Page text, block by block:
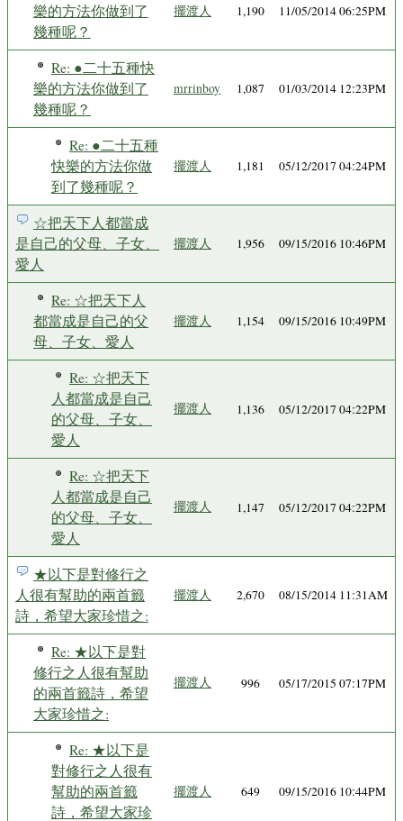
樂的方法你做到了
幾種呢？
擺渡人 1,190 11/05/2014 06:25PM
Re: ●二十五種快
樂的方法你做到了
幾種呢？
mrrinboy 1,087 01/03/2014 12:23PM
Re: ●二十五種
快樂的方法你做
到了幾種呢？
擺渡人 1,181 05/12/2017 04:24PM
☆把天下人都當成
是自己的父母、子女、
愛人
擺渡人 1,956 09/15/2016 10:46PM
Re: ☆把天下人
都當成是自己的父
母、子女、愛人
擺渡人 1,154 09/15/2016 10:49PM
Re: ☆把天下
人都當成是自己
的父母、子女、
愛人
擺渡人 1,136 05/12/2017 04:22PM
Re: ☆把天下
人都當成是自己
的父母、子女、
愛人
擺渡人 1,147 05/12/2017 04:22PM
★以下是對修行之
人很有幫助的兩首籤
詩，希望大家珍惜之:
擺渡人 2,670 08/15/2014 11:31AM
Re: ★以下是對
修行之人很有幫助
的兩首籤詩，希望
大家珍惜之:
擺渡人 996 05/17/2015 07:17PM
Re: ★以下是
對修行之人很有
幫助的兩首籤
詩，希望大家珍
擺渡人 649 09/15/2016 10:44PM